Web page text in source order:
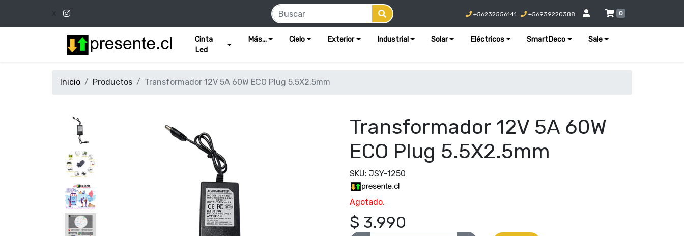
x +56232556141 +56939220388 0
Cinta
Led
Más... Cielo Exterior Industrial Solar Eléctricos SmartDeco Sale
Inicio Productos Transformador 12V 5A 60W ECO Plug 5.5X2.5mm
Transformador 12V 5A 60W
ECO Plug 5.5X2.5mm
SKU: JSY-1250
Agotado.
$ 3.990